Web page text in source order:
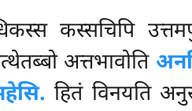
कस्सचिपि
अत्तभावोति
हितं विनयति